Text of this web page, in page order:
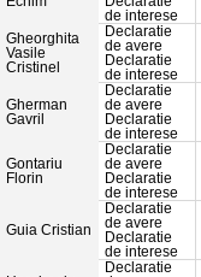
de interese
Gheorghita
Vasile
Cristinel
Declaratie
de avere
Declaratie
de interese
Gherman
Gavril
Declaratie
de avere
Declaratie
de interese
Gontariu
Florin
Declaratie
de avere
Declaratie
de interese
Guia Cristian
Declaratie
de avere
Declaratie
de interese
Declaratie